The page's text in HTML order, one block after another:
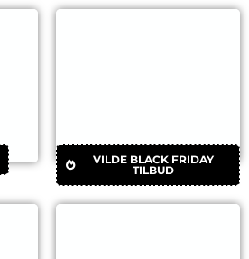
VILDE BLACK FRIDAY
TILBUD